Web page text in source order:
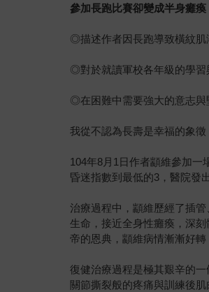
參加長跑比賽卻變成半身癱
◎描述作者因長跑導致橫紋肌
◎對於就讀軍校各年級的學習
◎在困難中需要強大的意志與
我從不認為長壽是幸福的象
104年8月1日作者顓維參加
昏迷指數到最低的3，醫院發
治療過程中，顓維歷經了插
生命，接近全身性癱瘓，深
帝的恩典，顓維病情漸漸好轉
復健治療過程是極其艱辛的
關節撕裂般的疼痛與訓練後肌